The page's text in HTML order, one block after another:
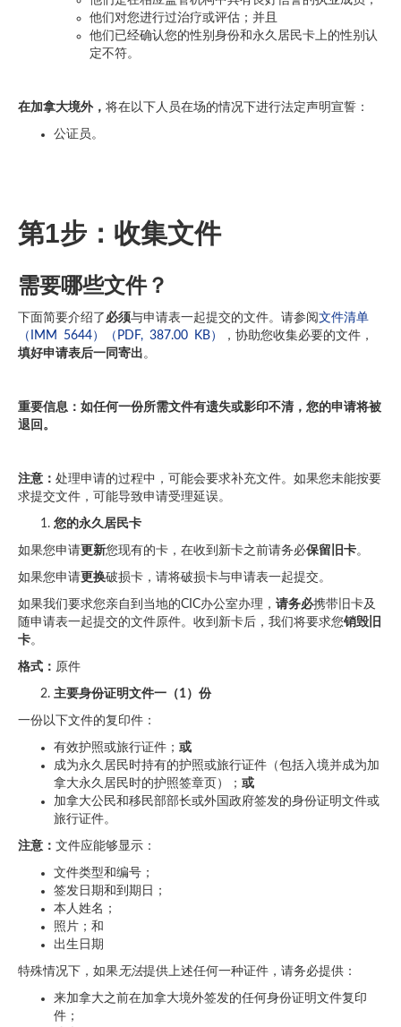
他们对您进行过治疗或评估；并且
他们已经确认您的性别身份和永久居民卡上的性别认
定不符。
在加拿大境外， 将在以下人员在场的情况下进行法定声明宣誓：
公证员。
第1步：收集文件
需要哪些文件？
下面简要介绍了 必须与申请表一起提交的文件。请参阅 文件清单
（IMM 5644）（PDF, 387.00 KB）
，协助您收集必要的文件，
填好申请表后一同寄出。
重要信息：如任何一份所需文件有遗失或影印不清，您的申请将被
退回。
注意 ： 处理申请的过程中，可能会要求补充文件。如果您未能按要
求提交文件，可能导致申请受理延误。
您的永久居民卡
如果您申请更新您现有的卡，在收到新卡之前请务必保留旧卡。
如果您申请更换破损卡，请将破损卡与申请表一起提交。
如果我们要求您亲自到当地的CIC办公室办理， 请务必携带旧卡及
随申请表一起提交的文件原件。收到新卡后，我们将要求您销毁旧
卡。
格式 ： 原件
主要身份证明文件一（ 1）份
一份以下文件的复印件：
有效护照或旅行证件； 或
成为永久居民时持有的护照或旅行证件（包括入境并成为加
拿大永久居民时的护照签章页）； 或
加拿大公民和移民部部长或外国政府签发的身份证明文件或
旅行证件。
注意： 文件应能够显示：
文件类型和编号；
签发日期和到期日；
本人姓名；
照片；和
出生日期
特殊情况下，如果无法提供上述任何一种证件，请务必提供：
来加拿大之前在加拿大境外签发的任何身份证明文件复印
件；